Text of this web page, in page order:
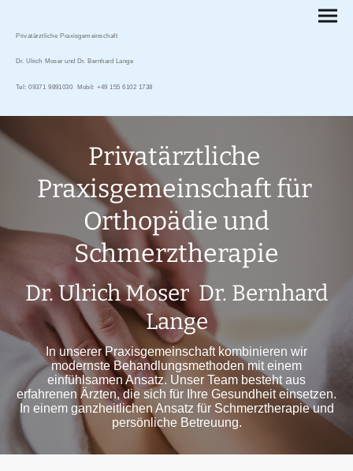
Privatärztliche Praxisgemeinschaft
Dr. Ulrich Moser und Dr. Bernhard Lange
Tel: 09371 9891030 Mobil: +49 155 6102 1738
Dr. Ulrich Moser Dr. Bernhard
Lange
Privatärztliche
Praxisgemeinschaft für
Orthopädie und
Schmerztherapie
In unserer Praxisgemeinschaft kombinieren wir
modernste Behandlungsmethoden mit einem
einfühlsamen Ansatz. Unser Team besteht aus
erfahrenen Ärzten, die sich für Ihre Gesundheit einsetzen.
In einem ganzheitlichen Ansatz für Schmerztherapie und
persönliche Betreuung.